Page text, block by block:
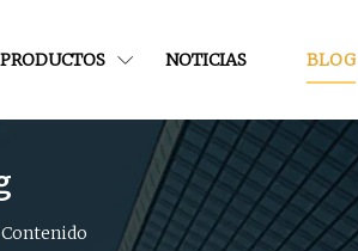
PRODUCTOS NOTICIAS BLOG
Contenido